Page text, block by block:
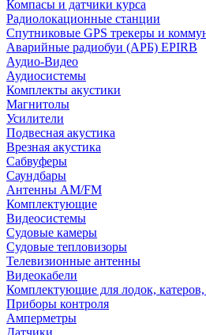
Компасы и датчики курса
Радиолокационные станции
Спутниковые GPS трекеры и
Аварийные радиобуи (АРБ) EPIRB
Аудио-Видео
Аудиосистемы
Комплекты акустики
Магнитолы
Усилители
Подвесная акустика
Врезная акустика
Сабвуферы
Саундбары
Антенны AM/FM
Комплектующие
Видеосистемы
Судовые камеры
Cудовые тепловизоры
Телевизионные антенны
Видеокабели
Комплектующие для лодок, катеров,
Приборы контроля
Амперметры
Датчики